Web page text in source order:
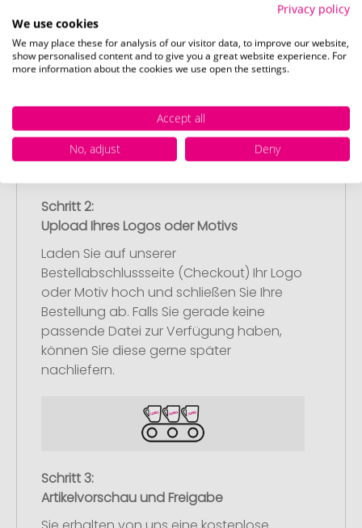
Wählen Sie Ihre gewünschten
Werbeartikel aus und passen Sie diese
nach Ihren Vorstellungen an.
Anschließend legen Sie die konfigurierten
Schritt 2:
Upload Ihres Logos oder Motivs
Laden Sie auf unserer
Bestellabschlussseite (Checkout) Ihr Logo
oder Motiv hoch und schließen Sie Ihre
Bestellung ab. Falls Sie gerade keine
passende Datei zur Verfügung haben,
können Sie diese gerne später
nachliefern.
Schritt 3:
Artikelvorschau und Freigabe
Privacy policy
We use cookies
We may place these for analysis of our visitor data, to improve our website,
show personalised content and to give you a great website experience. For
more information about the cookies we use open the settings.
Accept all
No, adjust
Deny